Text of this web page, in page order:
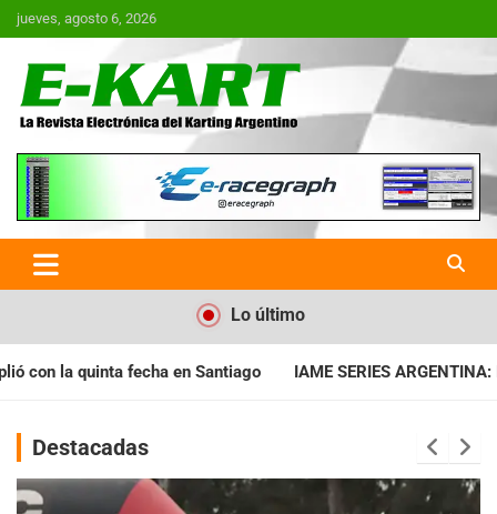
Saltar
al
jueves, agosto 6, 2026
E-Kart.com.ar | La Revista
Electrónica del Karting en
Argentina
Lo último
IAME SERIES ARGENTINA: Horarios para la fecha con
Destacadas